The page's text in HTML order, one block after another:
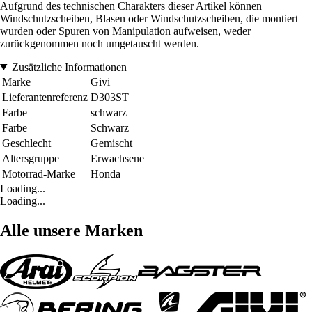
Aufgrund des technischen Charakters dieser Artikel können
Windschutzscheiben, Blasen oder Windschutzscheiben, die montiert
wurden oder Spuren von Manipulation aufweisen, weder
zurückgenommen noch umgetauscht werden.
Zusätzliche Informationen
Marke
Givi
Lieferantenreferenz D303ST
Farbe
schwarz
Farbe
Schwarz
Geschlecht
Gemischt
Altersgruppe
Erwachsene
Motorrad-Marke
Honda
Loading...
Loading...
Alle unsere Marken